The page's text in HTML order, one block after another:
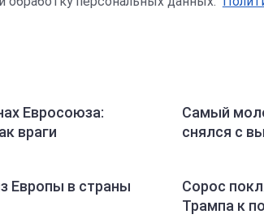
Евросоюза:
враги
Самый
снялся с
Европы в страны
Сорос
Трампа к